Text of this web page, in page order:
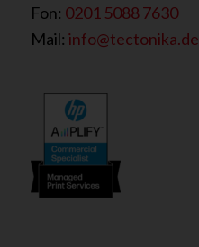
G
V
O
e
r
Fon: 0201 5088 7630
Mail: info@tectonika.de